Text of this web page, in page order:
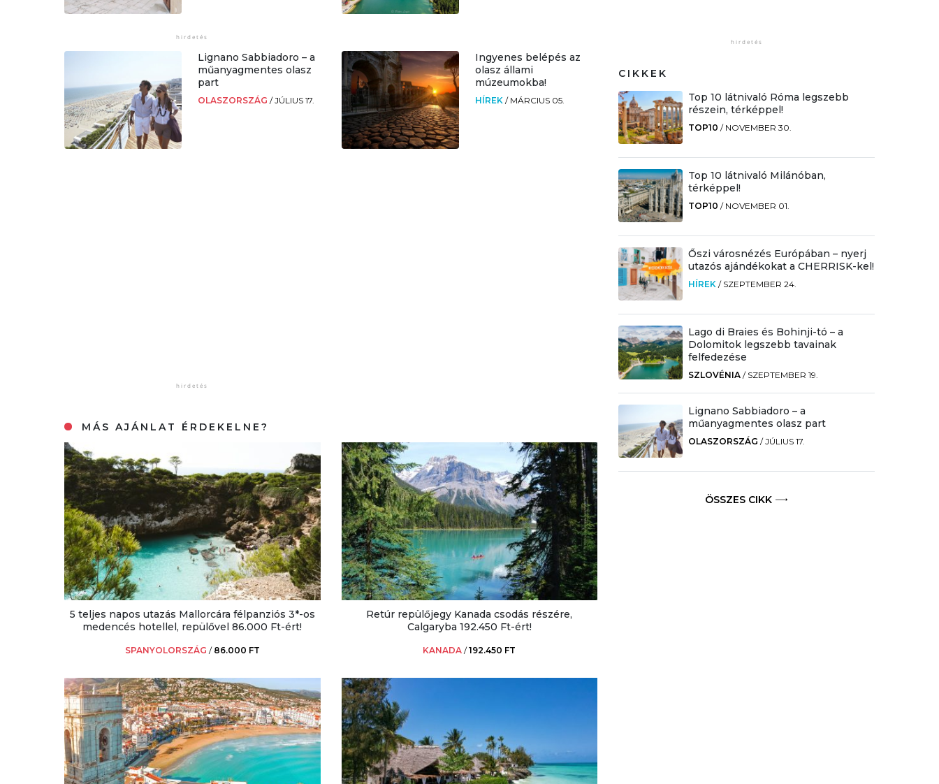
Lignano Sabbiadoro – a
műanyagmentes olasz
part
OLASZORSZÁG/JÚLIUS 17.
Ingyenes belépés az
olasz állami
múzeumokba!
HÍREK / MÁRCIUS 05.
MÁS AJÁNLAT ÉRDEKELNE?
5 teljes napos utazás Mallorcára félpanziós 3*-os
medencés hotellel, repülővel 86.000 Ft-ért!
SPANYOLORSZÁG / 86.000 FT
Retúr repülőjegy Kanada csodás részére,
Calgaryba 192.450 Ft-ért!
KANADA /192.450 FT
CIKKEK
Top 10 látnivaló Róma legszebb
részein, térképpel!
TOP10 / NOVEMBER 30.
Top 10 látnivaló Milánóban,
térképpel!
TOP10 / NOVEMBER 01.
Őszi városnézés Európában – nyerj
utazós ajándékokat a CHERRISK-kel!
HÍREK / SZEPTEMBER 24.
Lago di Braies és Bohinji-tó – a
Dolomitok legszebb tavainak
felfedezése
SZLOVÉNIA / SZEPTEMBER 19.
Lignano Sabbiadoro – a
műanyagmentes olasz part
OLASZORSZÁG /JÚLIUS 17.
ÖSSZES CIKK